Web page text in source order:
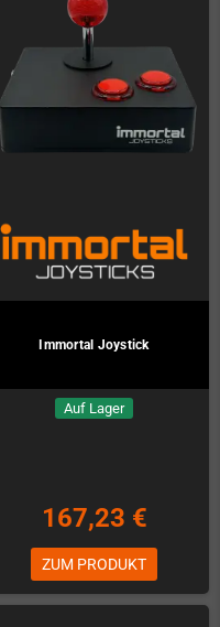
Immortal Joystick
Auf Lager
167,23 €
ZUM PRODUKT